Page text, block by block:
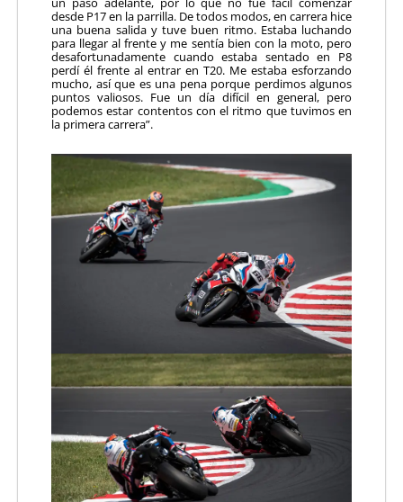
desde P17 en la parrilla. De todos modos, en carrera hice
una buena salida y tuve buen ritmo. Estaba luchando
para llegar al frente y me sentía bien con la moto, pero
desafortunadamente cuando estaba sentado en P8
perdí él frente al entrar en T20. Me estaba esforzando
mucho, así que es una pena porque perdimos algunos
puntos valiosos. Fue un día difícil en general, pero
podemos estar contentos con el ritmo que tuvimos en
la primera carrera”.